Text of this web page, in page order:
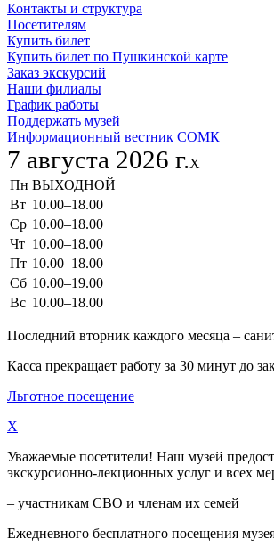
Контакты и структура
Посетителям
Купить билет
Купить билет по Пушкинской карте
Заказ экскурсий
Наши филиалы
График работы
Поддержать музей
Информационный вестник СОМК
7 августа 2026 г.X
Пн ВЫХОДНОЙ
Вт 10.00–18.00
Ср 10.00–18.00
Чт 10.00–18.00
Пт 10.00–18.00
Сб 10.00–19.00
Вс 10.00–18.00
Последний вторник каждого месяца –
Касса прекращает работу за 30 минут до
Льготное посещение
X
Уважаемые посетители! Наш музей
экскурсионно-лекционных услуг и всех
– участникам СВО и членам их семей
Ежедневного бесплатного посещения